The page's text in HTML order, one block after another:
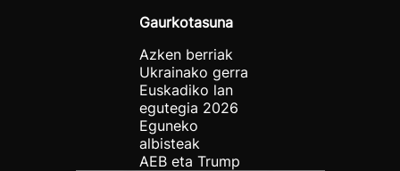
Gaurkotasuna
Azken berriak
Ukrainako gerra
Euskadiko lan
egutegia 2026
Eguneko
albisteak
AEB eta Trump